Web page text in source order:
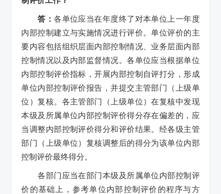
答：各单位应当在年度终了对本单位上一年度
内部控制建立与实施情况进行评价。单位评价的主
要内容包括组织层面内部控制情况、业务层面内部
控制情况以及内部监督情况。各单位应当根据单位
内部控制评价指标，开展内部控制自评打分，形成
单位内部控制评价报告，并提交主管部门（上级单
位）复核。各主管部门（上级单位）在复核中发现
本级及所属单位内部控制评价得分存在偏差的，应
当调整内部控制评价得分和评价结果。经各级主管
部门（上级单位）复核调整后的得分为该单位内部
控制评价最终得分。
各部门应当在部门本级及所属单位内部控制评
价的基础上，参考单位内部控制评价的程序与方